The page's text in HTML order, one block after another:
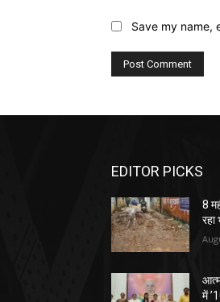
Save my name,
EDITOR PICKS
8
रहा
में